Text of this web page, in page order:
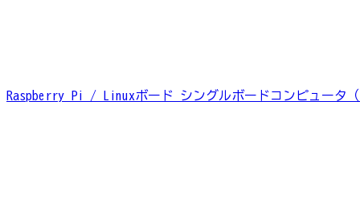
Raspberry Pi / Linuxボード シングルボードコンピュータ（